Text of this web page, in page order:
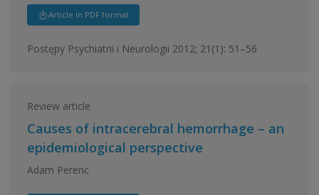
Article in PDF format
Postępy Psychiatrii i Neurologii 2012; 21(1): 51–56
Review article
Causes of intracerebral hemorrhage – an
epidemiological perspective
Adam Perenc